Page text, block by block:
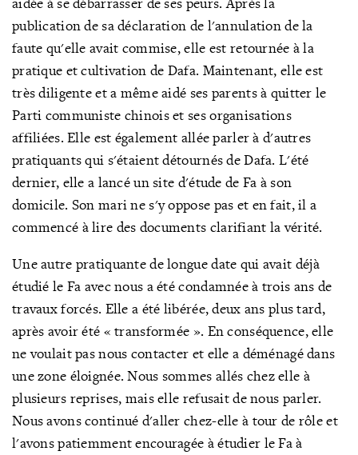
publication de sa déclaration de l'annulation de la
faute qu'elle avait commise, elle est retournée à la
pratique et cultivation de Dafa. Maintenant, elle est
très diligente et a même aidé ses parents à quitter le
Parti communiste chinois et ses organisations
affiliées. Elle est également allée parler à d'autres
pratiquants qui s'étaient détournés de Dafa. L'été
dernier, elle a lancé un site d'étude de Fa à son
domicile. Son mari ne s'y oppose pas et en fait, il a
commencé à lire des documents clarifiant la vérité.
Une autre pratiquante de longue date qui avait déjà
étudié le Fa avec nous a été condamnée à trois ans de
travaux forcés. Elle a été libérée, deux ans plus tard,
après avoir été « transformée ». En conséquence, elle
ne voulait pas nous contacter et elle a déménagé dans
une zone éloignée. Nous sommes allés chez elle à
plusieurs reprises, mais elle refusait de nous parler.
Nous avons continué d'aller chez-elle à tour de rôle et
l'avons patiemment encouragée à étudier le Fa à